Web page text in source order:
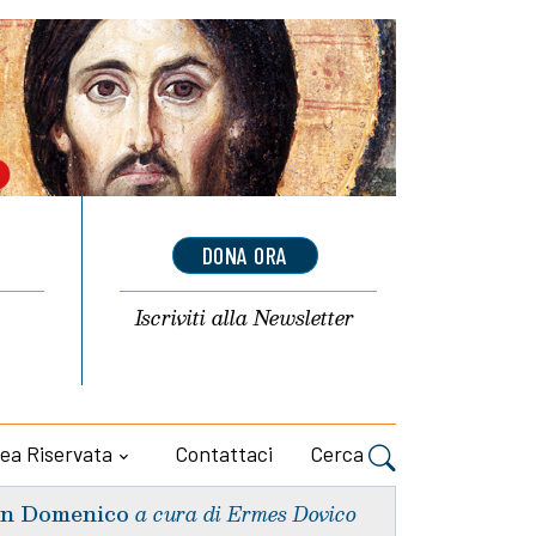
DONA ORA
Iscriviti allaNewsletter
Riservata Contattaci Cerca
Domenico a cura di Ermes Dovico